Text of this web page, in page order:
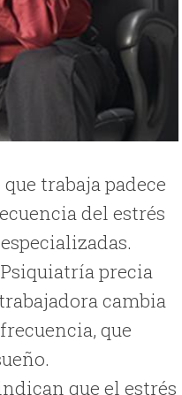
trabaja padece
del estrés
precia
cambia
que
que el estrés